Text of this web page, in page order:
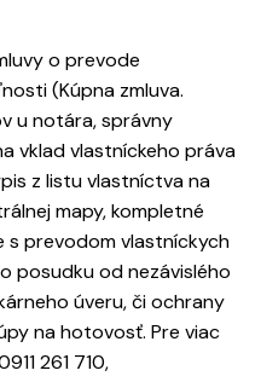
o prevode
(Kúpna zmluva.
u notára, správny
vklad vlastníckeho práva
z listu vlastníctva na
mapy, kompletné
s prevodom vlastníckych
posudku od nezávislého
úveru, či ochrany
na hotovosť. Pre viac
261 710,